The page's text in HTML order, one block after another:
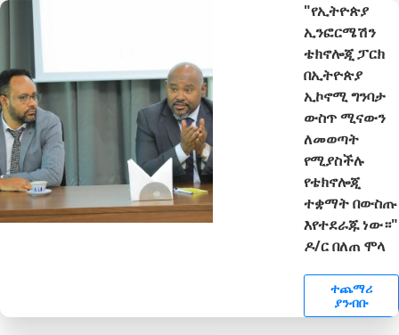
"የኢትዮጵያ
ኢንፎርሜሽን
ቴክኖሎጂ ፓርክ
በኢትዮጵያ
ኢኮኖሚ ግንባታ
ውስጥ ሚናውን
ለመወጣት
የሚያስችሉ
የቴክኖሎጂ
ተቋማት በውስጡ
እየተደራጁ ነው።"
ዶ/ር በለጠ ሞላ
ተጨማሪ
ያንብቡ